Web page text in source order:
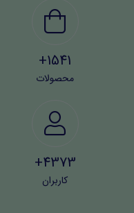
1541+
محصولات
4373+
کاربران